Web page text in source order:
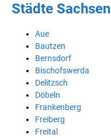
Städte Sachsen
Aue
Bautzen
Bernsdorf
Bischofswerda
Delitzsch
Döbeln
Frankenberg
Freiberg
Freital